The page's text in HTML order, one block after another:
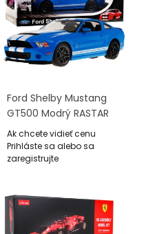
Ford Shelby Mustang
GT500 Modrý RASTAR
Model 1:14 Diaľkovo
Ovládané Auto +
Ovládač
Ak chcete vidieť cenu
Prihláste sa alebo sa
zaregistrujte